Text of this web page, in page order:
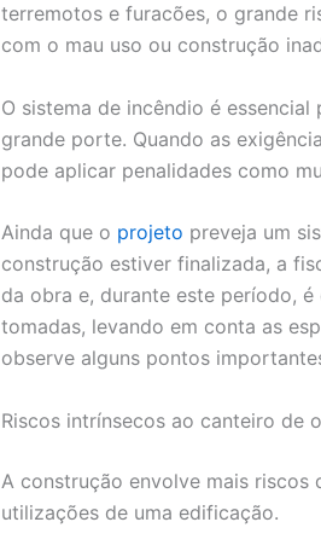
terremotos e furacões, o grande
com o mau uso ou construção
O sistema de incêndio é
grande porte. Quando as
pode aplicar penalidades como
Ainda que o projeto preveja um
construção estiver finalizada, a
da obra e, durante este período,
tomadas, levando em conta as
observe alguns pontos
Riscos intrínsecos ao canteiro de
A construção envolve mais
utilizações de uma edificação.